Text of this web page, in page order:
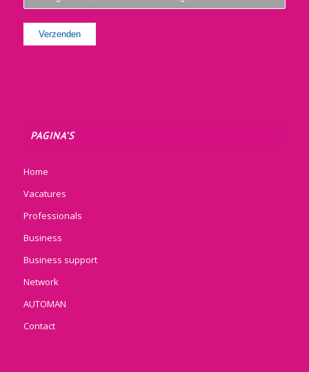
PAGINA’S
Home
Vacatures
Professionals
Business
Business support
Network
AUTOMAN
Contact